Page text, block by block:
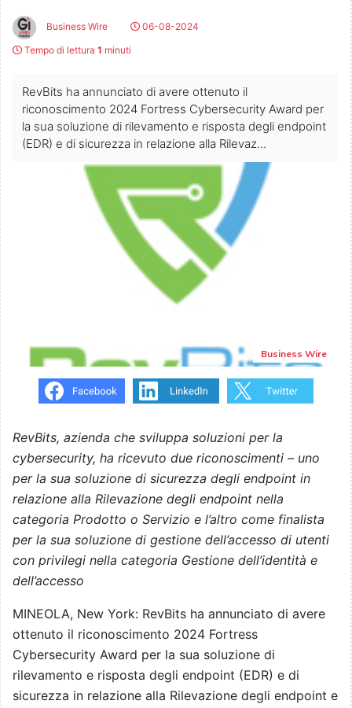
Business Wire
06-08-2024
Tempo di lettura 1 minuti
RevBits ha annunciato di avere ottenuto il
riconoscimento 2024 Fortress Cybersecurity Award per
la sua soluzione di rilevamento e risposta degli endpoint
(EDR) e di sicurezza in relazione alla Rilevaz...
Business Wire
RevBits, azienda che sviluppa soluzioni per la
cybersecurity, ha ricevuto due riconoscimenti – uno
per la sua soluzione di sicurezza degli endpoint in
relazione alla Rilevazione degli endpoint nella
categoria Prodotto o Servizio e l’altro come finalista
per la sua soluzione di gestione dell’accesso di utenti
con privilegi nella categoria Gestione dell’identità e
dell’accesso
MINEOLA, New York: RevBits ha annunciato di avere
ottenuto il riconoscimento 2024 Fortress
Cybersecurity Award per la sua soluzione di
rilevamento e risposta degli endpoint (EDR) e di
sicurezza in relazione alla Rilevazione degli endpoint e